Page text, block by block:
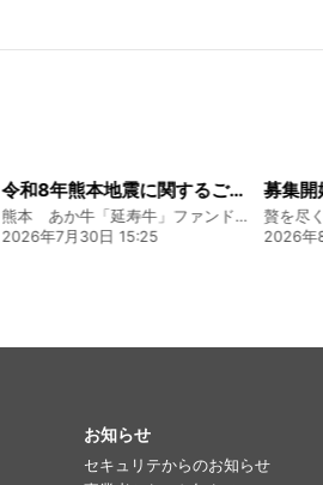
募集開始のお知らせ
贅を尽くす 和食割烹明徳ファンド
2026年8月3日 16:48
2026年
お知らせ
セキュリテからのお知らせ